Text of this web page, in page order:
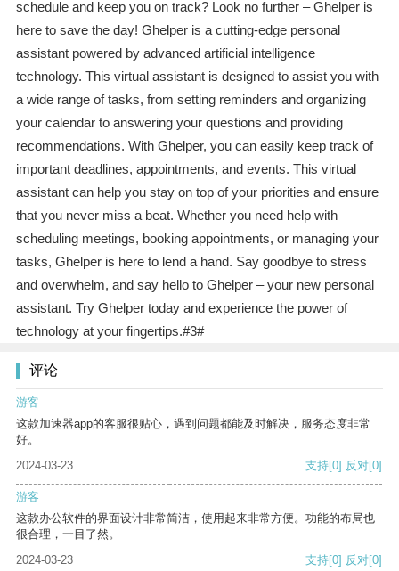
schedule and keep you on track? Look no further – Ghelper is
here to save the day! Ghelper is a cutting-edge personal
assistant powered by advanced artificial intelligence
technology. This virtual assistant is designed to assist you with
a wide range of tasks, from setting reminders and organizing
your calendar to answering your questions and providing
recommendations. With Ghelper, you can easily keep track of
important deadlines, appointments, and events. This virtual
assistant can help you stay on top of your priorities and ensure
that you never miss a beat. Whether you need help with
scheduling meetings, booking appointments, or managing your
tasks, Ghelper is here to lend a hand. Say goodbye to stress
and overwhelm, and say hello to Ghelper – your new personal
assistant. Try Ghelper today and experience the power of
technology at your fingertips.#3#
评论
游客
这款加速器app的客服很贴心，遇到问题都能及时解决，服务态度非常
好。
2024-03-23
支持[0] 反对[0]
游客
这款办公软件的界面设计非常简洁，使用起来非常方便。功能的布局也
很合理，一目了然。
2024-03-23
支持[0] 反对[0]